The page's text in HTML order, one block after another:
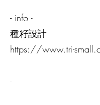
- info -
種籽設計
https://www.tri-
-